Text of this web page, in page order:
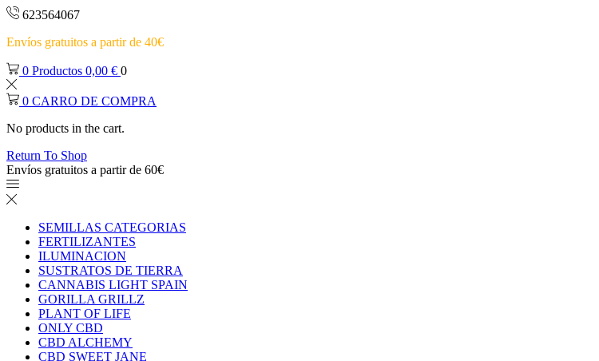
623564067
Envíos gratuitos a partir de 40€
0 Productos 0,00 € 0
0 CARRO DE COMPRA
No products in the cart.
Return To Shop
Envíos gratuitos a partir de 60€
SEMILLAS CATEGORIAS
FERTILIZANTES
ILUMINACION
SUSTRATOS DE TIERRA
CANNABIS LIGHT SPAIN
GORILLA GRILLZ
PLANT OF LIFE
ONLY CBD
CBD ALCHEMY
CBD SWEET JANE